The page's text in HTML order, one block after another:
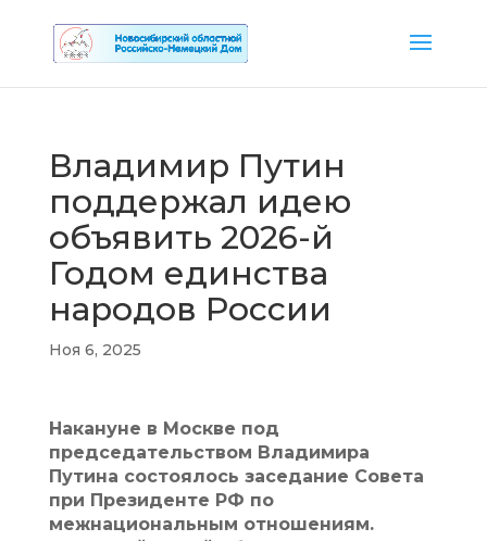
Владимир Путин
поддержал идею
объявить 2026-й
Годом единства
народов России
Ноя 6, 2025
Накануне в Москве под
председательством Владимира
Путина состоялось заседание Совета
при Президенте РФ по
межнациональным отношениям.